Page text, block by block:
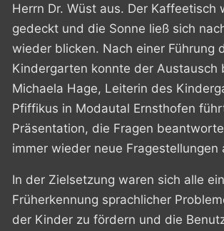
Herrn Dr. Wüst aus. Der Kaffeetisch
gedeckt und die Sonne ließ sich
wieder blicken. Nach einer Führung
Kindergarten konnte der Austausch
Michaela Hage, Leiterin des
Pfiffikus in Modautal Ernsthofen
Präsentation, die Fragen
immer wieder neue Fragestellungen
In der Zielsetzung waren sich alle
Früherkennung sprachlicher
der Kinder zu fördern und die